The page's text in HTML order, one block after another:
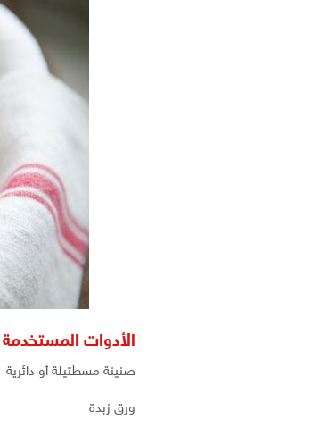
الأدوات
صنينة مسطتيلة أو دائرية
ورق زبدة